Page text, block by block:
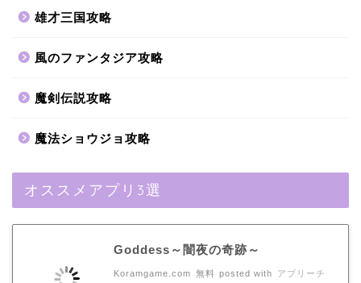
雄才三国攻略
風のファンタジア攻略
魔剣伝説攻略
魔法ショウジョ攻略
オススメアプリ3選
Goddess～闇夜の奇跡～
Koramgame.com 無料 posted with アプリーチ